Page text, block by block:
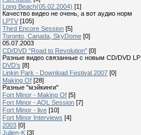
Long Beach(05.02.2004) [1]
Качество видео не очень, а вот аудио норм
LPTV [105]
Third Encore Session [5]
Toronto, Canada, SkyDome [0]
05.07.2003
CD/DVD "Road to Revolution" [0]
Разные видео связанные с новым CD/DVD LP
DVD's [8]
Linkin Park - Download Festival 2007 [0]
Making Of [28]
Разные "мэйкинги"
Fort Minor - Making Of [5]
Fort Minor - AOL Session [7]
Fort Minor - live [10]
Fort Minor Interviews [4]
2003 [0]
Julien-K [3]